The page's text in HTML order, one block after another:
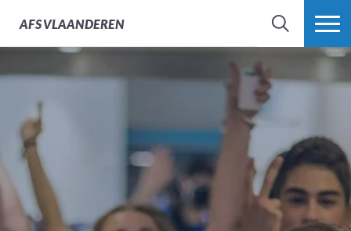
AFSVLAANDEREN
ZOEK MEER